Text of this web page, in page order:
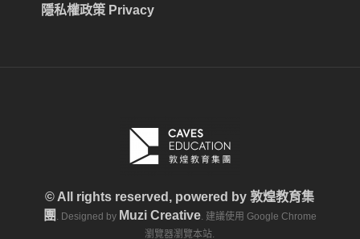
隱私權政策 Privacy
© All rights reserved, powered by敦煌教育集
團 . Designed by Muzi Creative. 建議使用 Google Chrome
瀏覽器瀏覽本站.